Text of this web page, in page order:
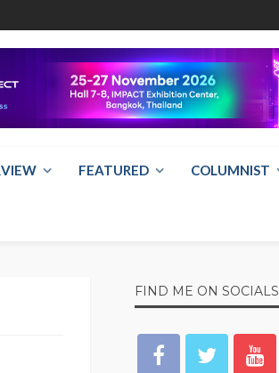
FEATURED COLUMNIST
FIND ME ON SOCIALS